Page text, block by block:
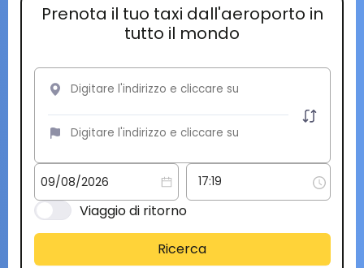
Prenota il tuo taxi dall'aeroporto in
tutto il mondo
Viaggio di ritorno
Ricerca